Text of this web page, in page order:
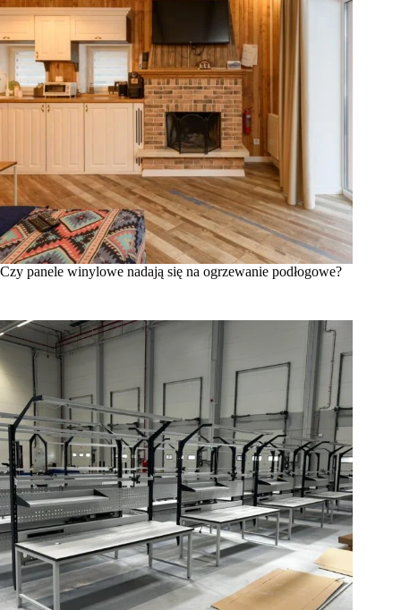
Czy panele winylowe nadają się na ogrzewanie podłogowe?